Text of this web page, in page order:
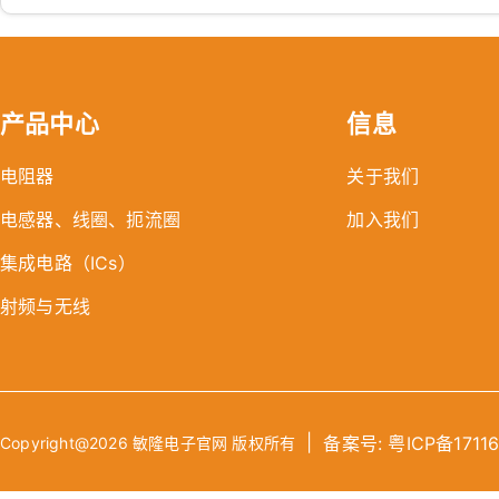
产品中心
电阻器
电感器、线圈、扼流圈
集成电路（ICs）
射频与无线
信息
关于我们
加入我们
Copyright@2026 敏隆电子官网 版权所有 备案号: 粤ICP备